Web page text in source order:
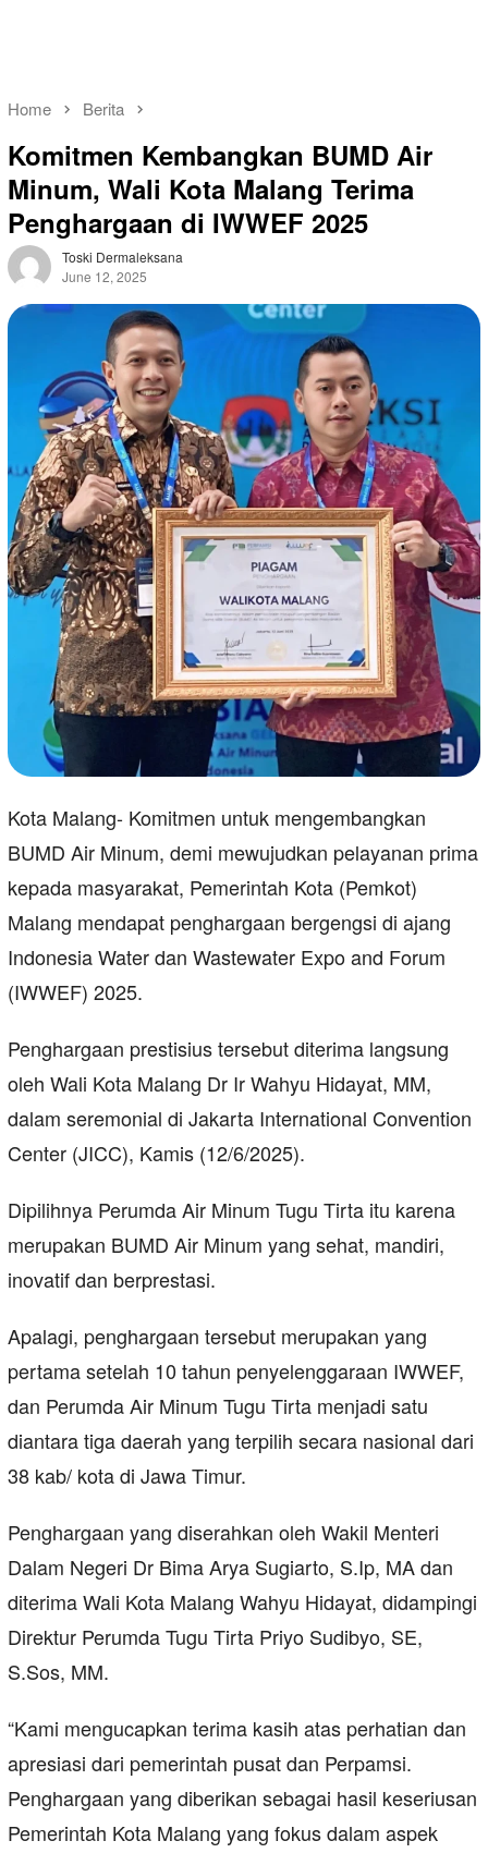
Home Berita
Komitmen Kembangkan BUMD Air
Minum, Wali Kota Malang Terima
Penghargaan di IWWEF 2025
Toski Dermaleksana
June 12, 2025
Kota Malang- Komitmen untuk mengembangkan
BUMD Air Minum, demi mewujudkan pelayanan prima
kepada masyarakat, Pemerintah Kota (Pemkot)
Malang mendapat penghargaan bergengsi di ajang
Indonesia Water dan Wastewater Expo and Forum
(IWWEF) 2025.
Penghargaan prestisius tersebut diterima langsung
oleh Wali Kota Malang Dr Ir Wahyu Hidayat, MM,
dalam seremonial di Jakarta International Convention
Center (JICC), Kamis (12/6/2025).
Dipilihnya Perumda Air Minum Tugu Tirta itu karena
merupakan BUMD Air Minum yang sehat, mandiri,
inovatif dan berprestasi.
Apalagi, penghargaan tersebut merupakan yang
pertama setelah 10 tahun penyelenggaraan IWWEF,
dan Perumda Air Minum Tugu Tirta menjadi satu
diantara tiga daerah yang terpilih secara nasional dari
38 kab/ kota di Jawa Timur.
Penghargaan yang diserahkan oleh Wakil Menteri
Dalam Negeri Dr Bima Arya Sugiarto, S.Ip, MA dan
diterima Wali Kota Malang Wahyu Hidayat, didampingi
Direktur Perumda Tugu Tirta Priyo Sudibyo, SE,
S.Sos, MM.
“Kami mengucapkan terima kasih atas perhatian dan
apresiasi dari pemerintah pusat dan Perpamsi.
Penghargaan yang diberikan sebagai hasil keseriusan
Pemerintah Kota Malang yang fokus dalam aspek